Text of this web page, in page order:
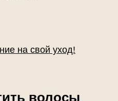
на свой уход!
волосы